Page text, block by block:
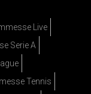
Live
Serie A
Tennis